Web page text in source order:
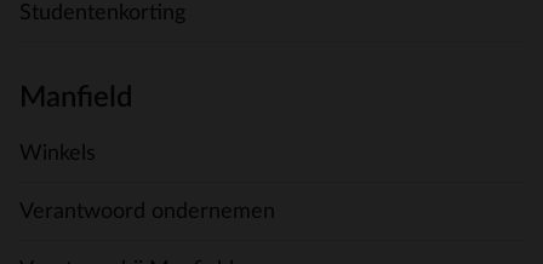
Studentenkorting
Manfield
Winkels
Verantwoord ondernemen